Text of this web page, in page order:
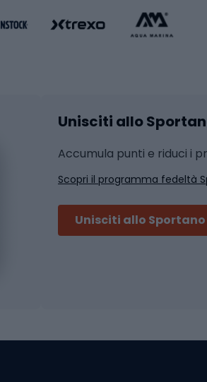
Yoga
Abbigliamento fitness
Sport con le
Badminton
Ping pong
Tennis
Unisciti allo
Accumula punti e riduci i
Scopri il programma fedeltà
Unisciti allo